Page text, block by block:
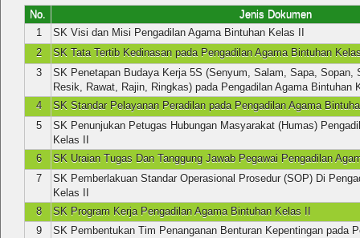
No.
Jenis Dokumen
1
SK Visi dan Misi Pengadilan Agama Bintuhan Kelas II
2
SK Tata Tertib Kedinasan pada Pengadilan Agama Bintuhan
3
SK Penetapan Budaya Kerja 5S (Senyum, Salam, Sapa, Sopan,
Resik, Rawat, Rajin, Ringkas) pada Pengadilan Agama Bintuhan
4
SK Standar Pelayanan Peradilan pada Pengadilan Agama
5
SK Penunjukan Petugas Hubungan Masyarakat (Humas)
Kelas II
6
SK Uraian Tugas Dan Tanggung Jawab Pegawai Pengadilan
7
SK Pemberlakuan Standar Operasional Prosedur (SOP) Di
Kelas II
8
SK Program Kerja Pengadilan Agama Bintuhan Kelas II
9
SK Pembentukan Tim Penanganan Benturan Kepentingan pada